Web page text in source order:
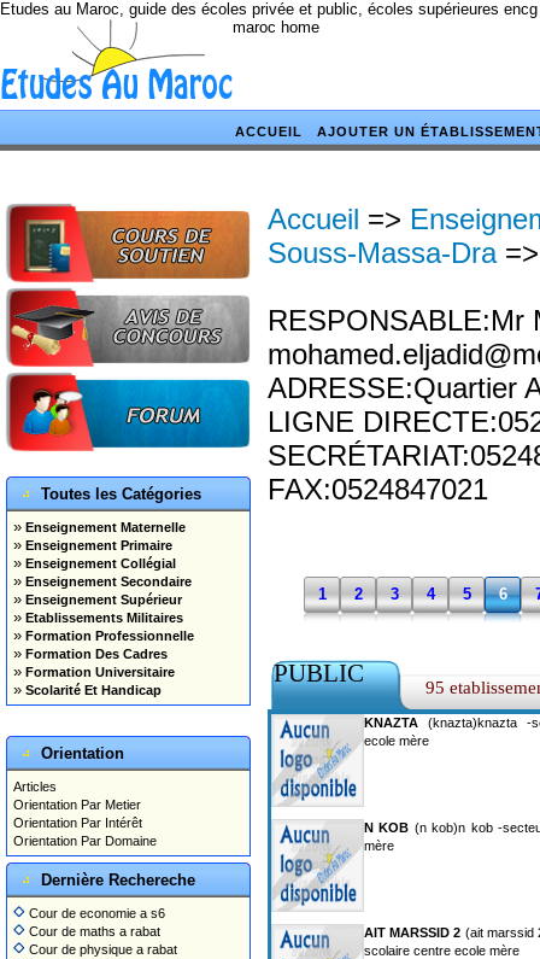
Etudes au Maroc, guide des écoles privée et public, écoles supérieures
maroc home
ACCUEIL AJOUTER UN
Toutes les Catégories
» Enseignement Maternelle
» Enseignement Primaire
» Enseignement Collégial
» Enseignement Secondaire
» Enseignement Supérieur
» Etablissements Militaires
» Formation Professionnelle
» Formation Des Cadres
» Formation Universitaire
» Scolarité Et Handicap
Orientation
Articles
Orientation Par Metier
Orientation Par Intérêt
Orientation Par Domaine
Dernière Rechereche
Cour de economie a s6
Cour de maths a rabat
Cour de physique a rabat
Accueil =>
Souss-Massa-Dra
RESPONSABLE:Mr
ADRESSE:Quartier
LIGNE
FAX:0524847021
1 2 3 4 5 6
PUBLIC 95
KNAZTA (knazta)knazta -
ecole mère
N KOB (n kob)n kob -
mère
AIT MARSSID 2 (ait marssid
scolaire centre ecole mère